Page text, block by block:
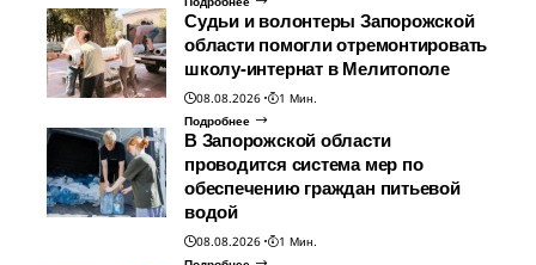
Судьи и волонтеры Запорожской
области помогли отремонтировать
школу-интернат в Мелитополе
08.08.2026
1 Мин.
Подробнее
В Запорожской области
проводится система мер по
обеспечению граждан питьевой
водой
08.08.2026
1 Мин.